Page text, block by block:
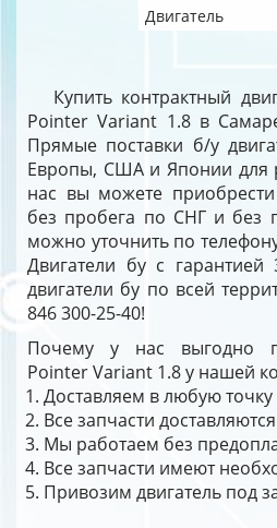
Двигатель
Купить контрактный
Pointer Variant 1.8 в
Прямые поставки б/у
Европы, США и Японии для
нас вы можете
без пробега по СНГ и без
можно уточнить по
Двигатели бу с гарантией
двигатели бу по всей
846 300-25-40!
Почему у нас выгодно
Pointer Variant 1.8 у нашей
Доставляем в любую
Все запчасти
Мы работаем без
Все запчасти имеют
Привозим двигатель под